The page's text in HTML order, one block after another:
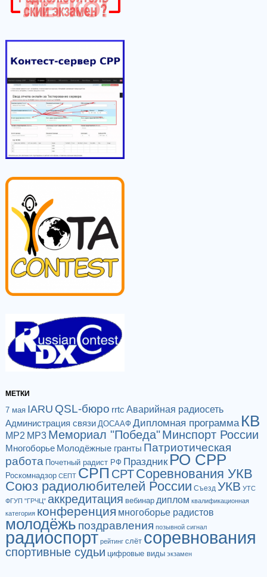
МЕТКИ
7 мая IARU QSL-бюро rrtc Аварийная радиосеть
Администрация связи ДОСААФ Дипломная программа КВ
МР2 МР3 Мемориал "Победа"Минспорт России
Многоборье Молодёжные гранты Патриотическая
работа Почетный радист РФ Праздник РО СРР
Роскомнадзор СЕПТ СРП СРТСоревнования УКВ
Союз радиолюбителей России Съезд УКВ УТС
ФГУП "ГРЧЦ" аккредитация вебинар диплом квалификационная
категория конференция многоборье радистов
молодёжь поздравления позывной сигнал
радиоспорт рейтинг слёт соревнования
спортивные судьи цифровые виды экзамен